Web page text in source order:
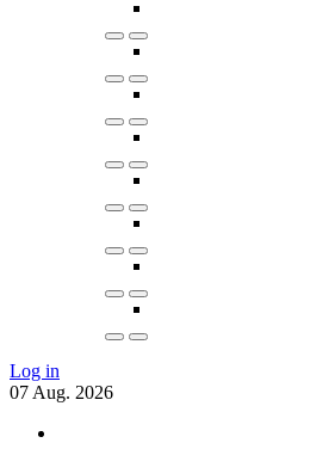
Log in
07 Aug. 2026